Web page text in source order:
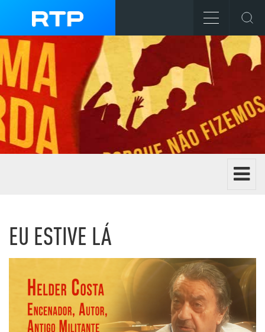
Toggle
EU ESTIVE LÁ
Listagem de Eu estive lá da